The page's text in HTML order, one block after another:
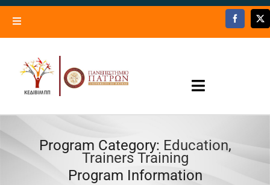
Skip
Toggle
Navigation
Trainers’ Registry
Contact Us Toggle
Program Category: Education,
Trainers Training
Program Information